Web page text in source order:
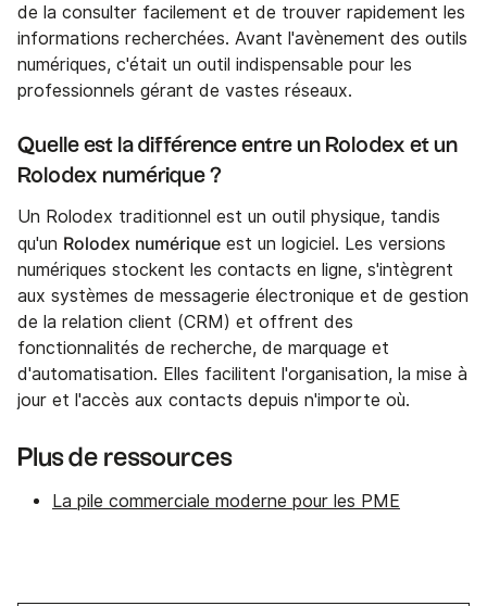
de la consulter facilement et de trouver rapidement les
informations recherchées. Avant l'avènement des outils
numériques, c'était un outil indispensable pour les
professionnels gérant de vastes réseaux.
Quelle est la différence entre un Rolodex et un
Rolodex numérique ?
Un Rolodex traditionnel est un outil physique, tandis
qu'un Rolodex numérique est un logiciel. Les versions
numériques stockent les contacts en ligne, s'intègrent
aux systèmes de messagerie électronique et de gestion
de la relation client (CRM) et offrent des
fonctionnalités de recherche, de marquage et
d'automatisation. Elles facilitent l'organisation, la mise à
jour et l'accès aux contacts depuis n'importe où.
Plus de ressources
La pile commerciale moderne pour les PME